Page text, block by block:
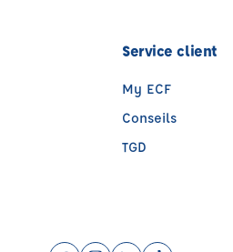
Service client
My ECF
Conseils
TGD